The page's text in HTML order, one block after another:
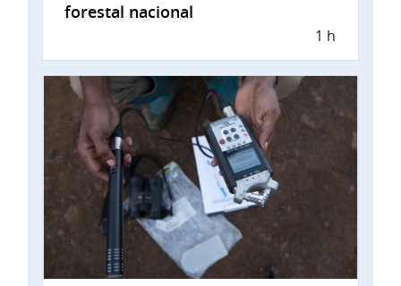
forestal nacional
1 h